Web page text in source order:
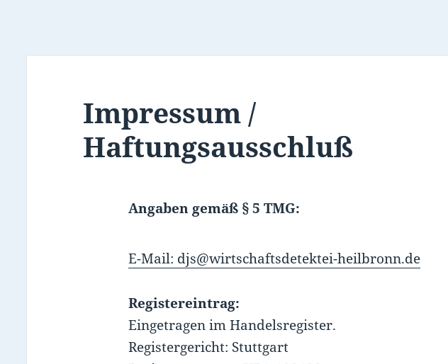
Impressum /
Haftungsausschluß
Angaben gemäß § 5 TMG:
E-Mail: djs@wirtschaftsdetektei-heilbronn.de
Registereintrag:
Eingetragen im Handelsregister.
Registergericht: Stuttgart